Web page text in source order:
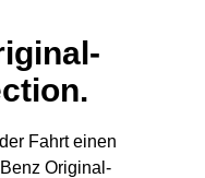
Fahrt einen
Original-